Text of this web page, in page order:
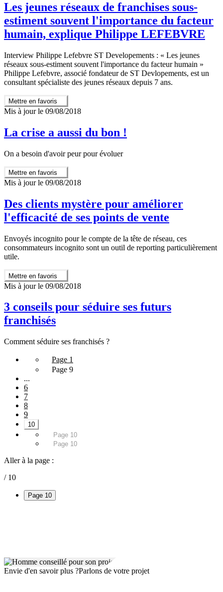
Les jeunes réseaux de franchises sous-
estiment souvent l'importance du facteur
humain, explique Philippe LEFEBVRE
Interview Philippe Lefebvre ST Developements : « Les jeunes
réseaux sous-estiment souvent l'importance du facteur humain »
Philippe Lefebvre, associé fondateur de ST Devlopements, est un
consultant spécialiste des jeunes réseaux depuis 7 ans.
Mettre en favoris
Mis à jour le 09/08/2018
La crise a aussi du bon !
On a besoin d'avoir peur pour évoluer
Mettre en favoris
Mis à jour le 09/08/2018
Des clients mystère pour améliorer
l'efficacité de ses points de vente
Envoyés incognito pour le compte de la tête de réseau, ces
consommateurs incognito sont un outil de reporting particulièrement
utile.
Mettre en favoris
Mis à jour le 09/08/2018
3 conseils pour séduire ses futurs
franchisés
Comment séduire ses franchisés ?
Page 1
Page 9
...
6
7
8
9
10
Page 10
Page 10
Aller à la page :
/ 10
Page 10
Envie d'en savoir plus ?Parlons de votre projet